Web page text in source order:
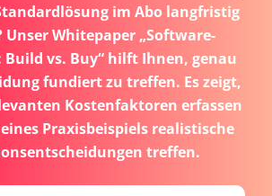
im Abo langfristig
Unser Whitepaper „Software-
Build vs. Buy“ hilft Ihnen, genau
fundiert zu treffen. Es zeigt,
Kostenfaktoren erfassen
Praxisbeispiels realistische
treffen.